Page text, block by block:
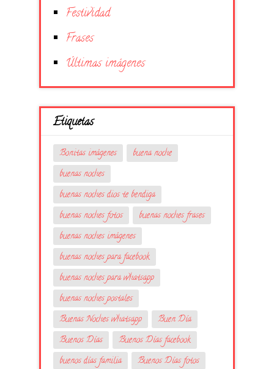
Festividad
Frases
Últimas imágenes
Etiquetas
Bonitas imágenes
buena noche
buenas noches
buenas noches dios te bendiga
buenas noches fotos
buenas noches frases
buenas noches imágenes
buenas noches para facebook
buenas noches para whatsapp
buenas noches postales
Buenas Noches whatsapp
Buen Día
Buenos Días
Buenos Días facebook
buenos días familia
Buenos Días fotos